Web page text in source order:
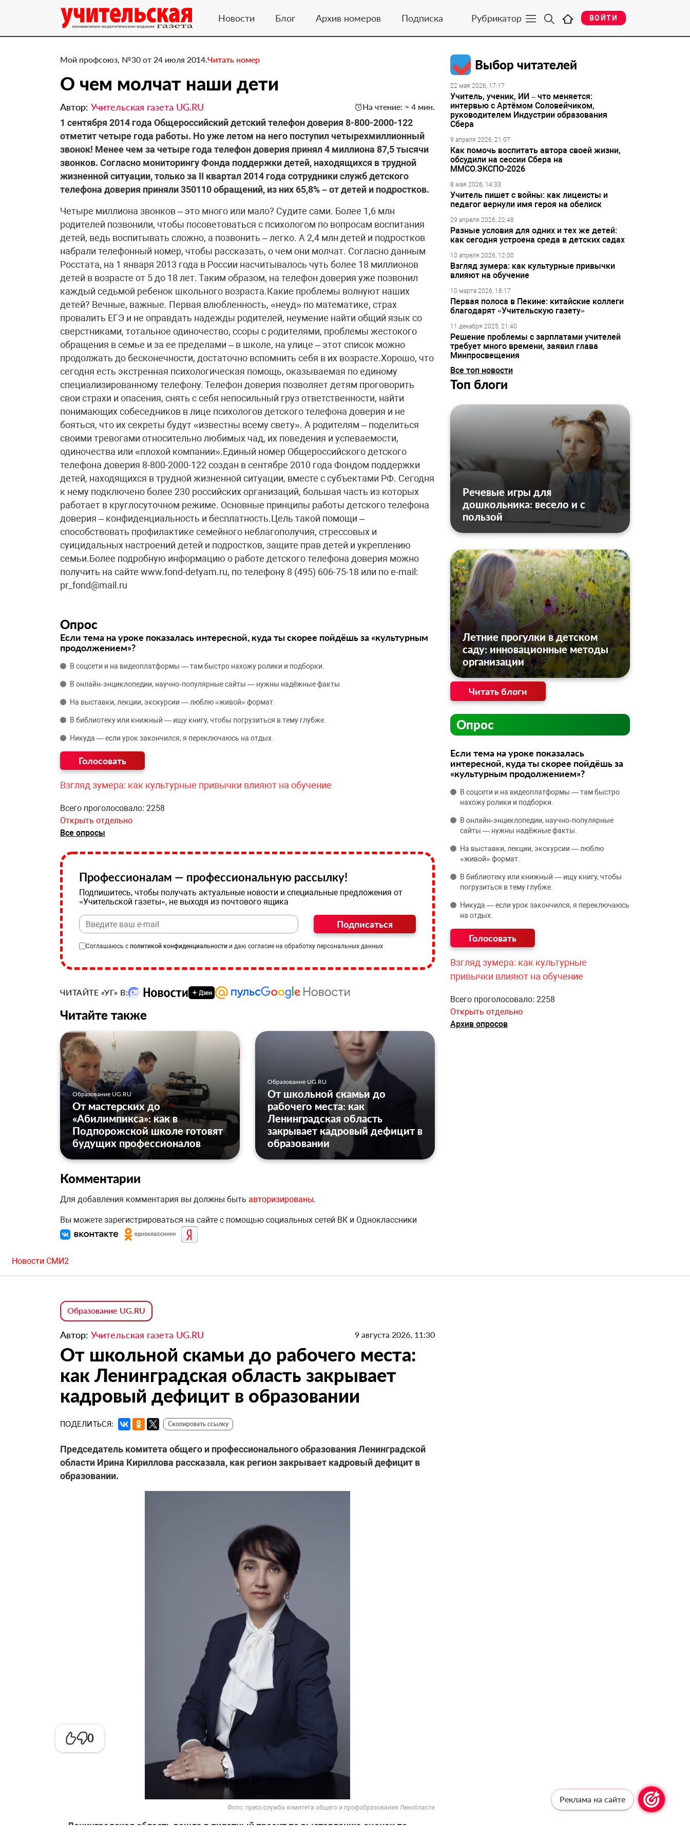
Новости Блог Архив номеров Подписка Рубрикатор ВОЙТИ
0
Мой профсоюз, №30 от 24 июля 2014.Читать номер
О чем молчат наши дети
Автор: Учительская газета UG.RU На чтение: ≈ 4 мин.
​1 сентября 2014 года Общероссийский детский телефон доверия 8-800-2000-122
отметит четыре года работы. Но уже летом на него поступил четырехмиллионный
звонок! Менее чем за четыре года телефон доверия принял 4 миллиона 87,5 тысячи
звонков. Согласно мониторингу Фонда поддержки детей, находящихся в трудной
жизненной ситуации, только за II квартал 2014 года сотрудники служб детского
телефона доверия приняли 350110 обращений, из них 65,8% – от детей и подростков.
Четыре миллиона звонков – это много или мало? Судите сами. Более 1,6 млн
родителей позвонили, чтобы посоветоваться с психологом по вопросам воспитания
детей, ведь воспитывать сложно, а позвонить – легко. А 2,4 млн детей и подростков
набрали телефонный номер, чтобы рассказать, о чем они молчат. Согласно данным
Росстата, на 1 января 2013 года в России насчитывалось чуть более 18 миллионов
детей в возрасте от 5 до 18 лет. Таким образом, на телефон доверия уже позвонил
каждый седьмой ребенок школьного возраста.Какие проблемы волнуют наших
детей? Вечные, важные. Первая влюбленность, «неуд» по математике, страх
провалить ЕГЭ и не оправдать надежды родителей, неумение найти общий язык со
сверстниками, тотальное одиночество, ссоры с родителями, проблемы жестокого
обращения в семье и за ее пределами – в школе, на улице – этот список можно
продолжать до бесконечности, достаточно вспомнить себя в их возрасте.Хорошо, что
сегодня есть экстренная психологическая помощь, оказываемая по единому
специализированному телефону. Телефон доверия позволяет детям проговорить
свои страхи и опасения, снять с себя непосильный груз ответственности, найти
понимающих собеседников в лице психологов детского телефона доверия и не
бояться, что их секреты будут «известны всему свету». А родителям – поделиться
своими тревогами относительно любимых чад, их поведения и успеваемости,
одиночества или «плохой компании».Единый номер Общероссийского детского
телефона доверия 8-800-2000-122 создан в сентябре 2010 года Фондом поддержки
детей, находящихся в трудной жизненной ситуации, вместе с субъектами РФ. Сегодня
к нему подключено более 230 российских организаций, большая часть из которых
работает в круглосуточном режиме. Основные принципы работы детского телефона
доверия – конфиденциальность и бесплатность.Цель такой помощи –
способствовать профилактике семейного неблагополучия, стрессовых и
суицидальных настроений детей и подростков, защите прав детей и укреплению
семьи.Более подробную информацию о работе детского телефона доверия можно
получить на сайте www.fond-detyam.ru, по телефону 8 (495) 606-75-18 или по e-mail:
pr_fond@mail.ru
Опрос
Если тема на уроке показалась интересной, куда ты скорее пойдёшь за «культурным
продолжением»?
В соцсети и на видеоплатформы — там быстро нахожу ролики и подборки.
В онлайн‑энциклопедии, научно‑популярные сайты — нужны надёжные факты.
На выставки, лекции, экскурсии — люблю «живой» формат.
В библиотеку или книжный — ищу книгу, чтобы погрузиться в тему глубже.
Никуда — если урок закончился, я переключаюсь на отдых.
Взгляд зумера: как культурные привычки влияют на обучение
Всего проголосовало: 2258
Открыть отдельно
Все опросы
Профессионалам — профессиональную рассылку!
Подпишитесь, чтобы получать актуальные новости и специальные предложения от
«Учительской газеты», не выходя из почтового ящика
Подписаться
Соглашаюсь с политикой конфиденциальности и даю согласие на обработку персональных данных
ЧИТАЙТЕ «УГ» В:
Читайте также
Образование UG.RU
От мастерских до
«Абилимпикса»: как в
Подпорожской школе готовят
будущих профессионалов
Образование UG.RU
От школьной скамьи до
рабочего места: как
Ленинградская область
закрывает кадровый дефицит в
образовании
Комментарии
Для добавления комментария вы должны быть авторизированы.
Вы можете зарегистрироваться на сайте с помощью социальных сетей ВК и Одноклассники
Выбор читателей
22 мая 2026, 17:17
Учитель, ученик, ИИ – что меняется:
интервью с Артёмом Соловейчиком,
руководителем Индустрии образования
Сбера
9 апреля 2026, 21:07
Как помочь воспитать автора своей жизни,
обсудили на сессии Сбера на
ММСО.ЭКСПО-2026
8 мая 2026, 14:33
Учитель пишет с войны: как лицеисты и
педагог вернули имя героя на обелиск
29 апреля 2026, 22:48
Разные условия для одних и тех же детей:
как сегодня устроена среда в детских садах
10 апреля 2026, 12:00
Взгляд зумера: как культурные привычки
влияют на обучение
10 марта 2026, 18:17
Первая полоса в Пекине: китайские коллеги
благодарят «Учительскую газету»
11 декабря 2025, 21:40
Решение проблемы с зарплатами учителей
требует много времени, заявил глава
Минпросвещения
Все топ новости
Топ блоги
Речевые игры для
дошкольника: весело и с
пользой
Летние прогулки в детском
саду: инновационные методы
организации
Читать блоги
Опрос
Если тема на уроке показалась
интересной, куда ты скорее пойдёшь за
«культурным продолжением»?
В соцсети и на видеоплатформы — там быстро
нахожу ролики и подборки.
В онлайн‑энциклопедии, научно‑популярные
сайты — нужны надёжные факты.
На выставки, лекции, экскурсии — люблю
«живой» формат.
В библиотеку или книжный — ищу книгу, чтобы
погрузиться в тему глубже.
Никуда — если урок закончился, я переключаюсь
на отдых.
Взгляд зумера: как культурные
привычки влияют на обучение
Всего проголосовало: 2258
Открыть отдельно
Архив опросов
Новости СМИ2
Образование UG.RU
Автор: Учительская газета UG.RU 9 августа 2026, 11:30
От школьной скамьи до рабочего места:
как Ленинградская область закрывает
кадровый дефицит в образовании
ПОДЕЛИТЬСЯ: Скопировать ссылку
Председатель комитета общего и профессионального образования Ленинградской
области Ирина Кириллова рассказала, как регион закрывает кадровый дефицит в
образовании.
Фото: пресс-служба комитета общего и профобразования Ленобласти
– Ленинградская область вошла в пилотный проект по выставлению оценок по
Реклама на сайте